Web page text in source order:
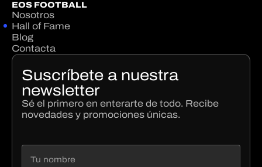
EOS FOOTBALL
Nosotros
Hall of Fame
Blog
Contacta
Suscríbete a nuestra
newsletter
Sé el primero en enterarte de todo. Recibe
novedades y promociones únicas.